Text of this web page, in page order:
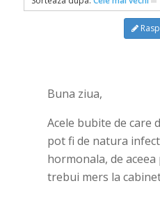
Buna ziua,
Acele bubite de care
pot fi de natura
hormonala, de
trebui mers la